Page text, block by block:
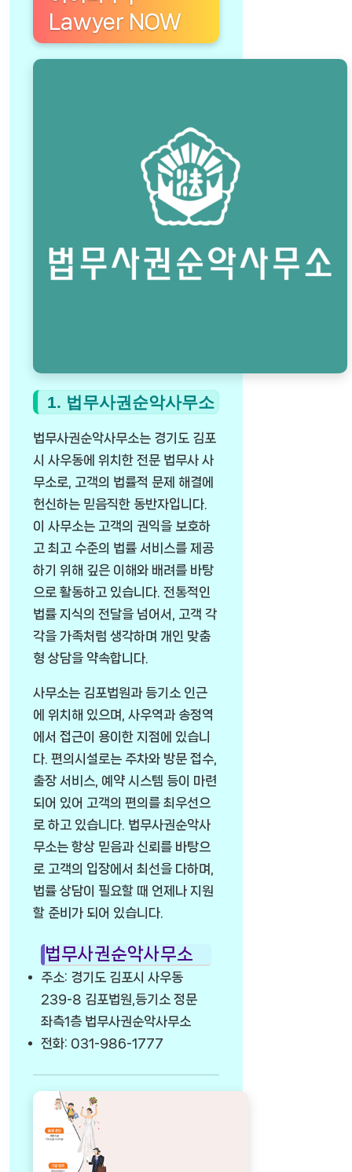
Lawyer NOW
1. 법무사권순악사무소
법무사권순악사무소는 경기도 김포
시 사우동에 위치한 전문 법무사 사
무소로, 고객의 법률적 문제 해결에
헌신하는 믿음직한 동반자입니다.
이 사무소는 고객의 권익을 보호하
고 최고 수준의 법률 서비스를 제공
하기 위해 깊은 이해와 배려를 바탕
으로 활동하고 있습니다. 전통적인
법률 지식의 전달을 넘어서, 고객 각
각을 가족처럼 생각하며 개인 맞춤
형 상담을 약속합니다.
사무소는 김포법원과 등기소 인근
에 위치해 있으며, 사우역과 송정역
에서 접근이 용이한 지점에 있습니
다. 편의시설로는 주차와 방문 접수,
출장 서비스, 예약 시스템 등이 마련
되어 있어 고객의 편의를 최우선으
로 하고 있습니다. 법무사권순악사
무소는 항상 믿음과 신뢰를 바탕으
로 고객의 입장에서 최선을 다하며,
법률 상담이 필요할 때 언제나 지원
할 준비가 되어 있습니다.
법무사권순악사무소
주소: 경기도 김포시 사우동
239-8 김포법원,등기소 정문
좌측1층 법무사권순악사무소
전화: 031-986-1777